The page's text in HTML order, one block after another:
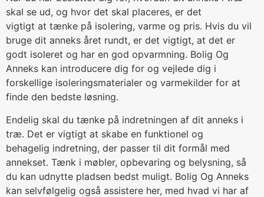
skal se ud, og hvor det skal placeres, er det
vigtigt at tænke på isolering, varme og pris. Hvis du vil
bruge dit anneks året rundt, er det vigtigt, at det er
godt isoleret og har en god opvarmning. Bolig Og
Anneks kan introducere dig for og vejlede dig i
forskellige isoleringsmaterialer og varmekilder for at
finde den bedste løsning.
Endelig skal du tænke på indretningen af dit anneks i
træ. Det er vigtigt at skabe en funktionel og
behagelig indretning, der passer til dit formål med
annekset. Tænk i møbler, opbevaring og belysning, så
du kan udnytte pladsen bedst muligt. Bolig Og Anneks
kan selvfølgelig også assistere her, med hvad vi har af